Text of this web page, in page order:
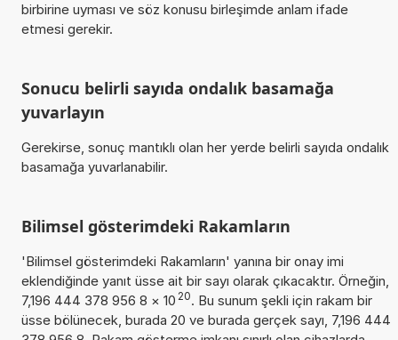
birbirine uyması ve söz konusu birleşimde anlam ifade
etmesi gerekir.
Sonucu belirli sayıda ondalık basamağa
yuvarlayın
Gerekirse, sonuç mantıklı olan her yerde belirli sayıda ondalık
basamağa yuvarlanabilir.
Bilimsel gösterimdeki Rakamların
'Bilimsel gösterimdeki Rakamların' yanına bir onay imi
eklendiğinde yanıt üsse ait bir sayı olarak çıkacaktır. Örneğin,
7,196 444 378 956 8 × 10 20. Bu sunum şekli için rakam bir
üsse bölünecek, burada 20 ve burada gerçek sayı, 7,196 444